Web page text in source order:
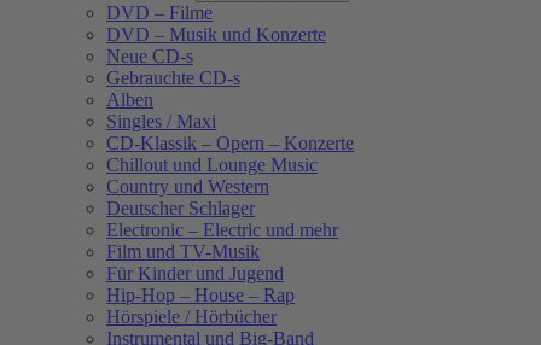
DVD – Filme
DVD – Musik und Konzerte
Neue CD-s
Gebrauchte CD-s
Alben
Singles / Maxi
CD-Klassik – Opern – Konzerte
Chillout und Lounge Music
Country und Western
Deutscher Schlager
Electronic – Electric und mehr
Film und TV-Musik
Für Kinder und Jugend
Hip-Hop – House – Rap
Hörspiele / Hörbücher
Instrumental und Big-Band